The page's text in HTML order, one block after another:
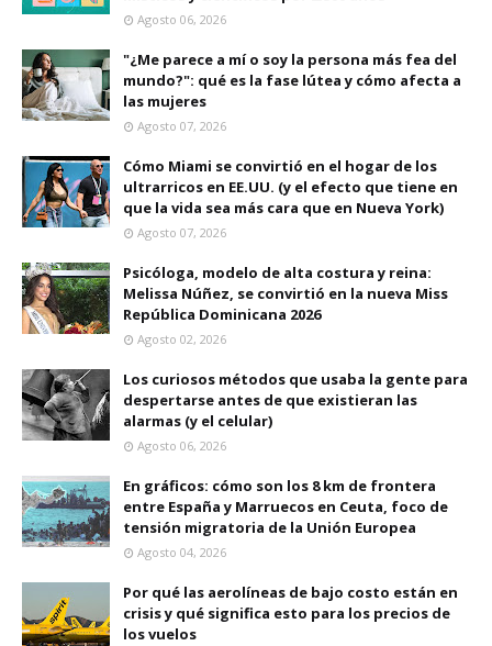
Agosto 06, 2026
"¿Me parece a mí o soy la persona más fea del
mundo?": qué es la fase lútea y cómo afecta a
las mujeres
Agosto 07, 2026
Cómo Miami se convirtió en el hogar de los
ultrarricos en EE.UU. (y el efecto que tiene en
que la vida sea más cara que en Nueva York)
Agosto 07, 2026
Psicóloga, modelo de alta costura y reina:
Melissa Núñez, se convirtió en la nueva Miss
República Dominicana 2026
Agosto 02, 2026
Los curiosos métodos que usaba la gente para
despertarse antes de que existieran las
alarmas (y el celular)
Agosto 06, 2026
En gráficos: cómo son los 8 km de frontera
entre España y Marruecos en Ceuta, foco de
tensión migratoria de la Unión Europea
Agosto 04, 2026
Por qué las aerolíneas de bajo costo están en
crisis y qué significa esto para los precios de
los vuelos